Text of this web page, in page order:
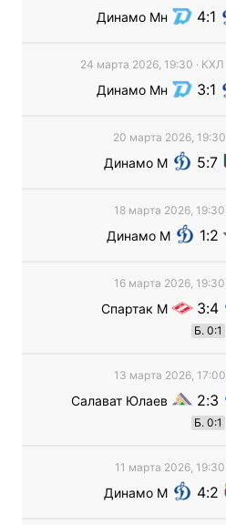
Динамо Мн 4 1
24 марта 2026, 19:30 · КХЛ
Динамо Мн 3 1
20 марта 2026, 19:30
Динамо М 5 7
18 марта 2026, 19:30
Динамо М 1 2
16 марта 2026, 19:30
Спартак М 3 4
Б. 0:1
13 марта 2026, 17:00
Салават Юлаев 2 3
Б. 0:1
11 марта 2026, 19:30
Динамо М 4 2